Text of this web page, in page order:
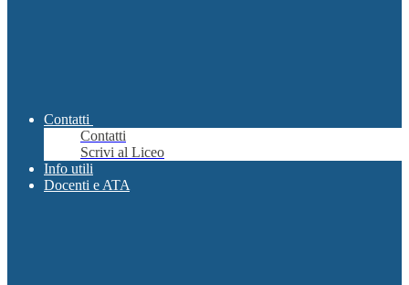
Contatti
Contatti
Scrivi al Liceo
Info utili
Docenti e ATA